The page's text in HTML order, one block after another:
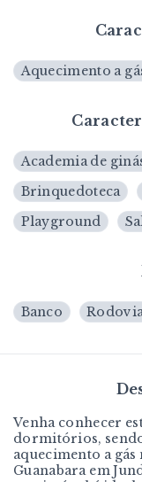
Aquecimento a
Academia de
Brinquedoteca
Playground
Banco
Venha conhecer
dormitórios,
aquecimento a
Guanabara em